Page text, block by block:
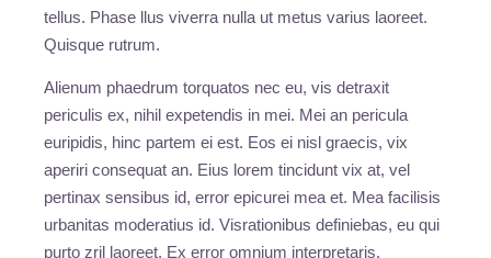
tellus. Phase llus viverra nulla ut metus varius laoreet.
Quisque rutrum.
Alienum phaedrum torquatos nec eu, vis detraxit
periculis ex, nihil expetendis in mei. Mei an pericula
euripidis, hinc partem ei est. Eos ei nisl graecis, vix
aperiri consequat an. Eius lorem tincidunt vix at, vel
pertinax sensibus id, error epicurei mea et. Mea facilisis
urbanitas moderatius id. Visrationibus definiebas, eu qui
purto zril laoreet. Ex error omnium interpretaris.